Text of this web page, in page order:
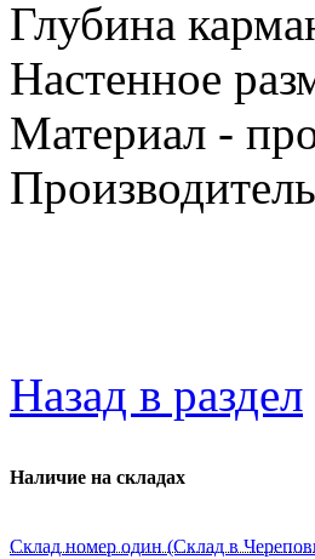
Глубина
Настенное
Материал -
Назад в раздел
Наличие на складах
Склад номер один (Склад в